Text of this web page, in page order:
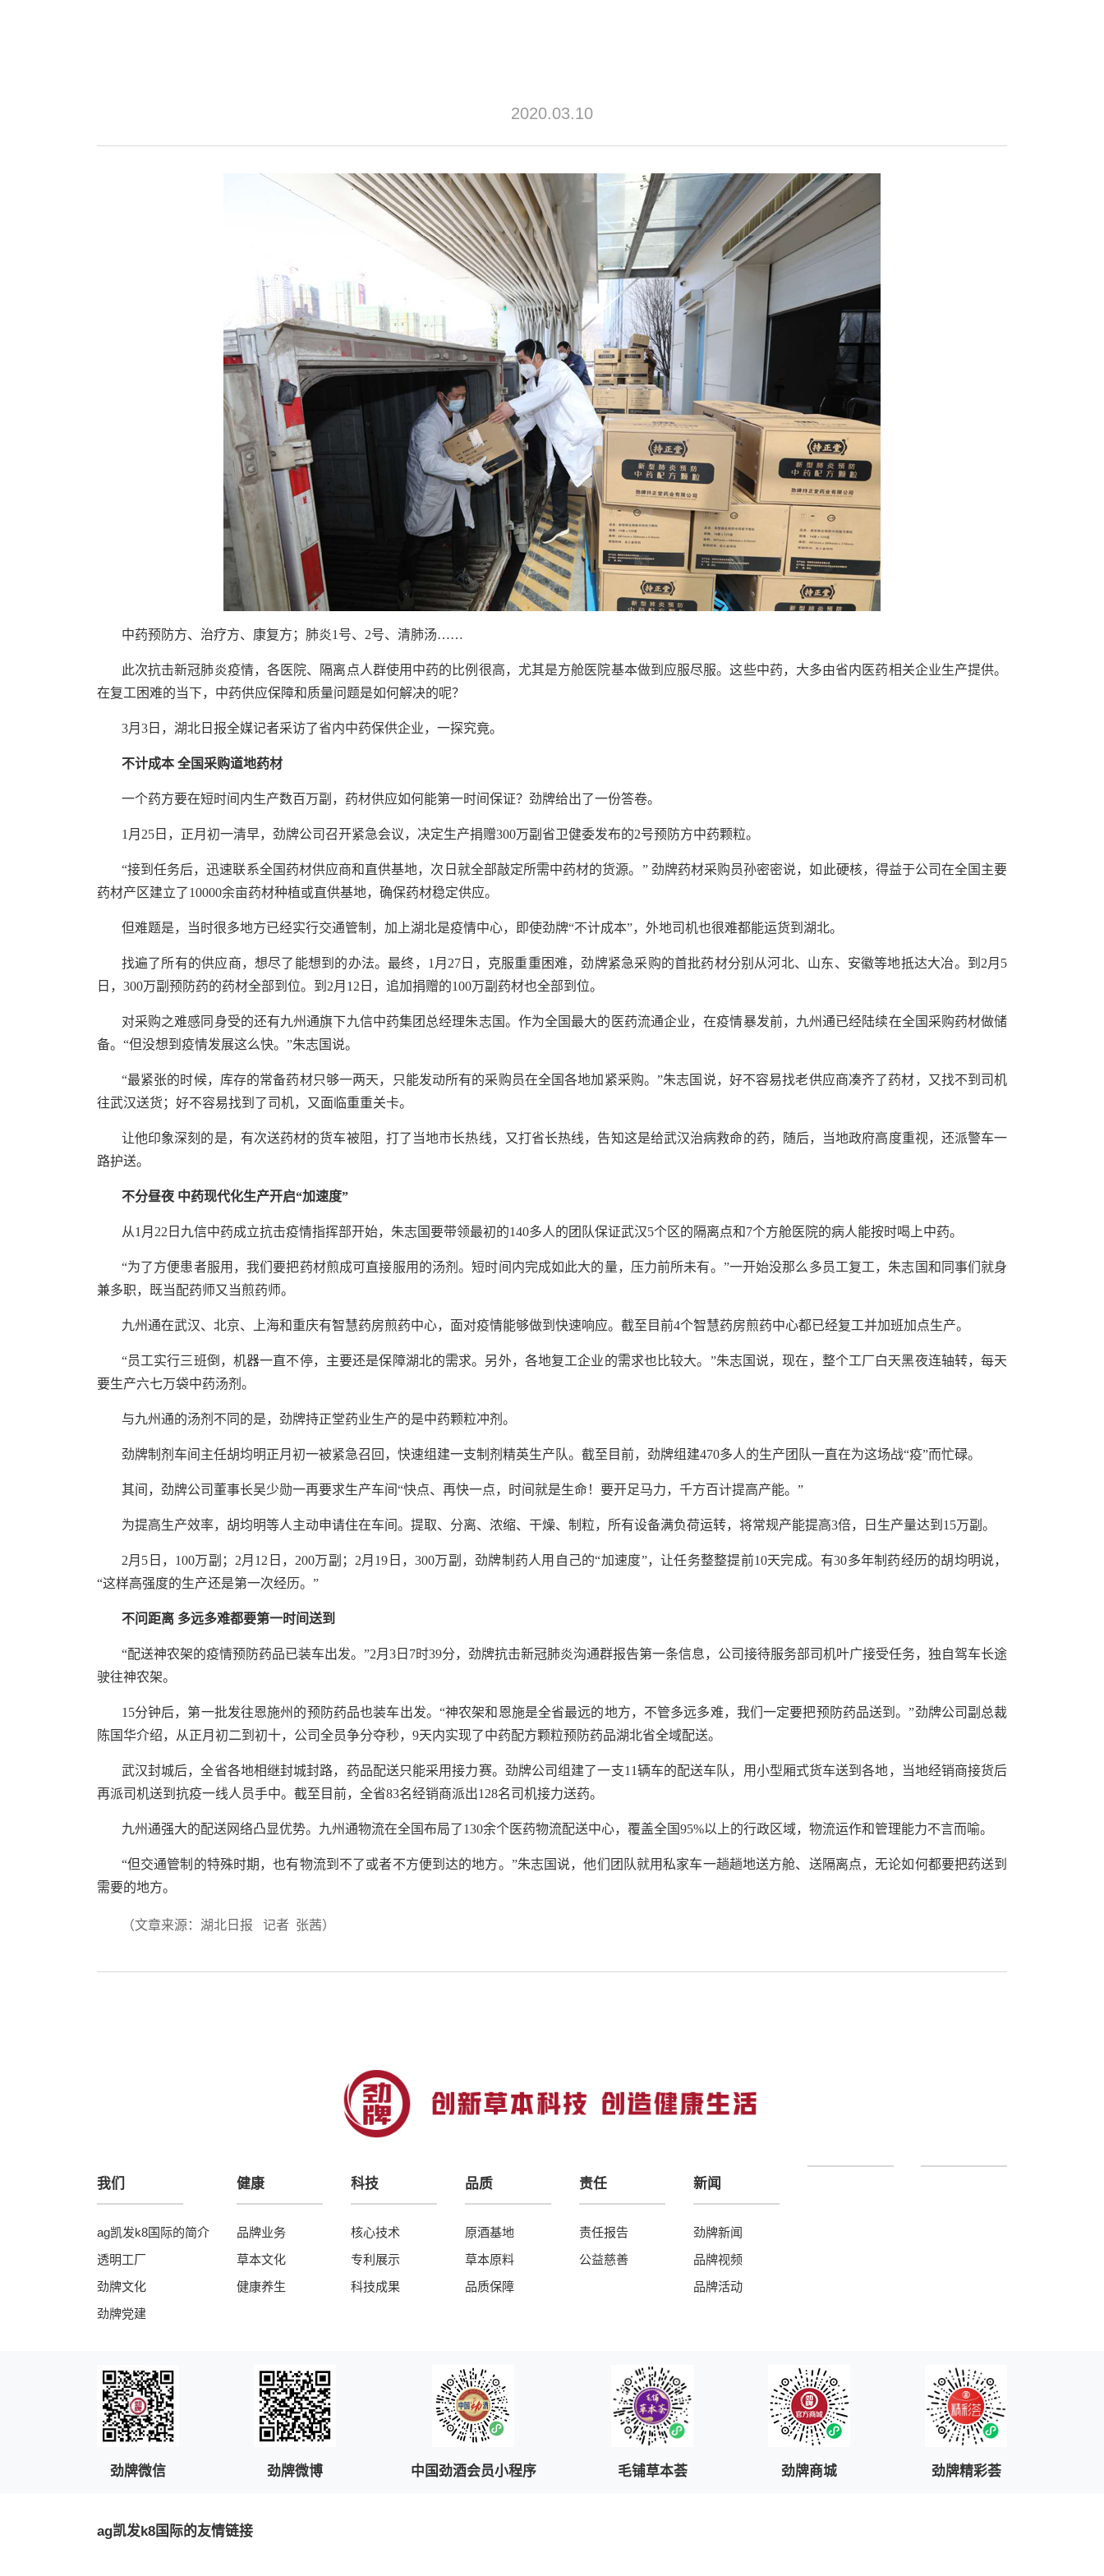
2020.03.10
中药预防方、治疗方、康复方；肺炎1号、2号、清肺汤……
此次抗击新冠肺炎疫情，各医院、隔离点人群使用中药的比例很高，尤其是方舱医院基本做到应服尽服。这些中药，大多由省内医药相关企业生产提供。
在复工困难的当下，中药供应保障和质量问题是如何解决的呢？
3月3日，湖北日报全媒记者采访了省内中药保供企业，一探究竟。
不计成本 全国采购道地药材
一个药方要在短时间内生产数百万副，药材供应如何能第一时间保证？劲牌给出了一份答卷。
1月25日，正月初一清早，劲牌公司召开紧急会议，决定生产捐赠300万副省卫健委发布的2号预防方中药颗粒。
“接到任务后，迅速联系全国药材供应商和直供基地，次日就全部敲定所需中药材的货源。” 劲牌药材采购员孙密密说，如此硬核，得益于公司在全国主要
药材产区建立了10000余亩药材种植或直供基地，确保药材稳定供应。
但难题是，当时很多地方已经实行交通管制，加上湖北是疫情中心，即使劲牌“不计成本”，外地司机也很难都能运货到湖北。
找遍了所有的供应商，想尽了能想到的办法。最终，1月27日，克服重重困难，劲牌紧急采购的首批药材分别从河北、山东、安徽等地抵达大冶。到2月5
日，300万副预防药的药材全部到位。到2月12日，追加捐赠的100万副药材也全部到位。
对采购之难感同身受的还有九州通旗下九信中药集团总经理朱志国。作为全国最大的医药流通企业，在疫情暴发前，九州通已经陆续在全国采购药材做储
备。“但没想到疫情发展这么快。”朱志国说。
“最紧张的时候，库存的常备药材只够一两天，只能发动所有的采购员在全国各地加紧采购。”朱志国说，好不容易找老供应商凑齐了药材，又找不到司机
往武汉送货；好不容易找到了司机，又面临重重关卡。
让他印象深刻的是，有次送药材的货车被阻，打了当地市长热线，又打省长热线，告知这是给武汉治病救命的药，随后，当地政府高度重视，还派警车一
路护送。
不分昼夜 中药现代化生产开启“加速度”
从1月22日九信中药成立抗击疫情指挥部开始，朱志国要带领最初的140多人的团队保证武汉5个区的隔离点和7个方舱医院的病人能按时喝上中药。
“为了方便患者服用，我们要把药材煎成可直接服用的汤剂。短时间内完成如此大的量，压力前所未有。”一开始没那么多员工复工，朱志国和同事们就身
兼多职，既当配药师又当煎药师。
九州通在武汉、北京、上海和重庆有智慧药房煎药中心，面对疫情能够做到快速响应。截至目前4个智慧药房煎药中心都已经复工并加班加点生产。
“员工实行三班倒，机器一直不停，主要还是保障湖北的需求。另外，各地复工企业的需求也比较大。”朱志国说，现在，整个工厂白天黑夜连轴转，每天
要生产六七万袋中药汤剂。
与九州通的汤剂不同的是，劲牌持正堂药业生产的是中药颗粒冲剂。
劲牌制剂车间主任胡均明正月初一被紧急召回，快速组建一支制剂精英生产队。截至目前，劲牌组建470多人的生产团队一直在为这场战“疫”而忙碌。
其间，劲牌公司董事长吴少勋一再要求生产车间“快点、再快一点，时间就是生命！要开足马力，千方百计提高产能。”
为提高生产效率，胡均明等人主动申请住在车间。提取、分离、浓缩、干燥、制粒，所有设备满负荷运转，将常规产能提高3倍，日生产量达到15万副。
2月5日，100万副；2月12日，200万副；2月19日，300万副，劲牌制药人用自己的“加速度”，让任务整整提前10天完成。有30多年制药经历的胡均明说，
“这样高强度的生产还是第一次经历。”
不问距离 多远多难都要第一时间送到
“配送神农架的疫情预防药品已装车出发。”2月3日7时39分，劲牌抗击新冠肺炎沟通群报告第一条信息，公司接待服务部司机叶广接受任务，独自驾车长途
驶往神农架。
15分钟后，第一批发往恩施州的预防药品也装车出发。“神农架和恩施是全省最远的地方，不管多远多难，我们一定要把预防药品送到。”劲牌公司副总裁
陈国华介绍，从正月初二到初十，公司全员争分夺秒，9天内实现了中药配方颗粒预防药品湖北省全域配送。
武汉封城后，全省各地相继封城封路，药品配送只能采用接力赛。劲牌公司组建了一支11辆车的配送车队，用小型厢式货车送到各地，当地经销商接货后
再派司机送到抗疫一线人员手中。截至目前，全省83名经销商派出128名司机接力送药。
九州通强大的配送网络凸显优势。九州通物流在全国布局了130余个医药物流配送中心，覆盖全国95%以上的行政区域，物流运作和管理能力不言而喻。
“但交通管制的特殊时期，也有物流到不了或者不方便到达的地方。”朱志国说，他们团队就用私家车一趟趟地送方舱、送隔离点，无论如何都要把药送到
需要的地方。
（文章来源：湖北日报 记者 张茜）
我们
ag凯发k8国际的简介
透明工厂
劲牌文化
劲牌党建
健康
品牌业务
草本文化
健康养生
科技
核心技术
专利展示
科技成果
品质
原酒基地
草本原料
品质保障
责任
责任报告
公益慈善
新闻
劲牌新闻
品牌视频
品牌活动
劲牌微信 劲牌微博 中国劲酒会员小程序 毛铺草本荟 劲牌商城 劲牌精彩荟
ag凯发k8国际的友情链接